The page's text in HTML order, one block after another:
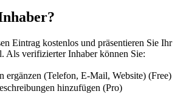
Eintrag kostenlos und präsentieren Sie Ihr
Als verifizierter Inhaber können Sie:
ergänzen (Telefon, E-Mail, Website) (Free)
hinzufügen (Pro)